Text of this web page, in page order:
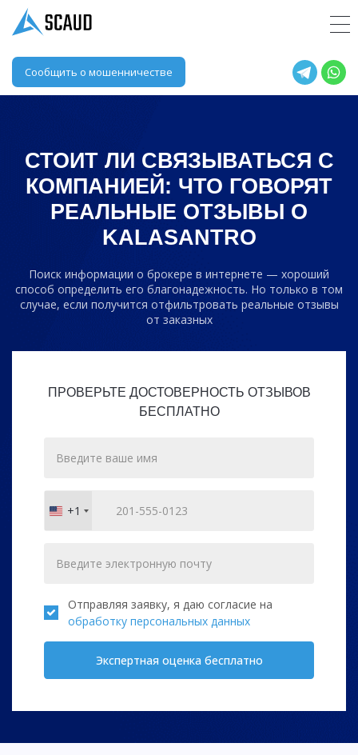
Сообщить о мошенничестве
СТОИТ ЛИ СВЯЗЫВАТЬСЯ С
КОМПАНИЕЙ: ЧТО ГОВОРЯТ
РЕАЛЬНЫЕ ОТЗЫВЫ О
KALASANTRO
Поиск информации о брокере в интернете — хороший
способ определить его благонадежность. Но только в том
случае, если получится отфильтровать реальные отзывы
от заказных
ПРОВЕРЬТЕ ДОСТОВЕРНОСТЬ ОТЗЫВОВ
БЕСПЛАТНО
United
States
+1
Отправляя заявку, я даю согласие на
обработку персональных данных
Экспертная оценка бесплатно